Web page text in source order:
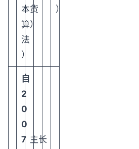
本
算
法
）
货
）
）
自
2
0
0
7 主长